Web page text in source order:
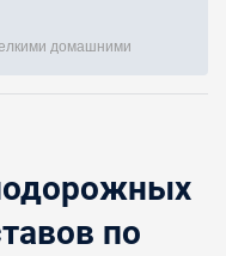
домашними
по